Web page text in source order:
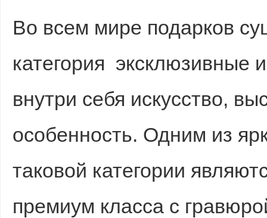
Во всем мире подарков
категория эксклюзивные
внутри себя искусство,
особенность. Одним из
таковой категории
премиум класса с